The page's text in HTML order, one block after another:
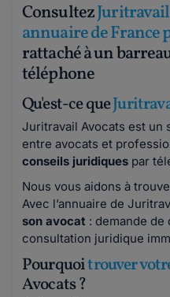
ConsultezJuritravail
annuaire de France
rattaché à un
téléphone
Qu'est-ce que
Juritravail Avocats est un
entre avocats et
conseils juridiques par
Nous vous aidons à
Avec l’annuaire de
son avocat : demande de
consultation juridique
Pourquoitrouver
Avocats ?